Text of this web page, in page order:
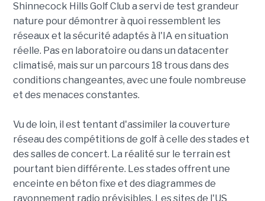
Shinnecock Hills Golf Club a servi de test grandeur
nature pour démontrer à quoi ressemblent les
réseaux et la sécurité adaptés à l'IA en situation
réelle. Pas en laboratoire ou dans un datacenter
climatisé, mais sur un parcours 18 trous dans des
conditions changeantes, avec une foule nombreuse
et des menaces constantes.
Vu de loin, il est tentant d'assimiler la couverture
réseau des compétitions de golf à celle des stades et
des salles de concert. La réalité sur le terrain est
pourtant bien différente. Les stades offrent une
enceinte en béton fixe et des diagrammes de
rayonnement radio prévisibles. Les sites de l'US